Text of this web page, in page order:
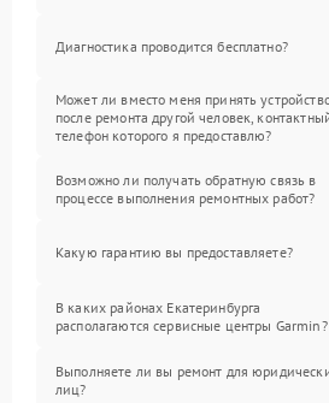
Диагностика проводится бесплатно?
Может ли вместо меня принять
после ремонта другой человек,
телефон которого я предоставлю?
Возможно ли получать обратную связь в
процессе выполнения ремонтных работ?
Какую гарантию вы предоставляете?
В каких районах Екатеринбурга
располагаются сервисные центры Garmin?
Выполняете ли вы ремонт для
лиц?